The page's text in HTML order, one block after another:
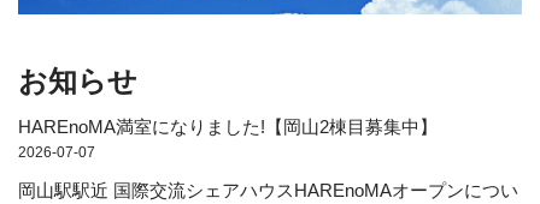
お知らせ
HAREnoMA満室になりました!【岡山2棟目募集中】
2026-07-07
岡山駅駅近 国際交流シェアハウスHAREnoMAオープンについ